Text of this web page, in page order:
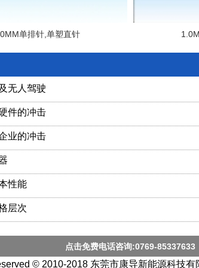
单排针,单塑直针
无人驾驶
件的冲击
业的冲击
性能
层次
点击免费电话咨询:0769-85337633
© 2010-2018 东莞市康导新能源科技